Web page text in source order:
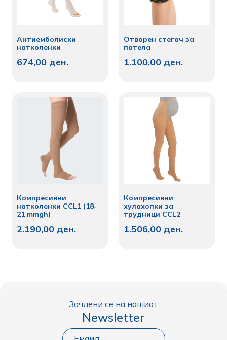
Антиемболиски
натколенки
674,00 ден.
Отворен стегач за
патела
1.100,00 ден.
Компресивни
натколенки CCL1 (18-
21 mmgh)
2.190,00 ден.
Компресивни
хулахопки за
трудници CCL2
1.506,00 ден.
Зачлени се на нашиот
Newsletter